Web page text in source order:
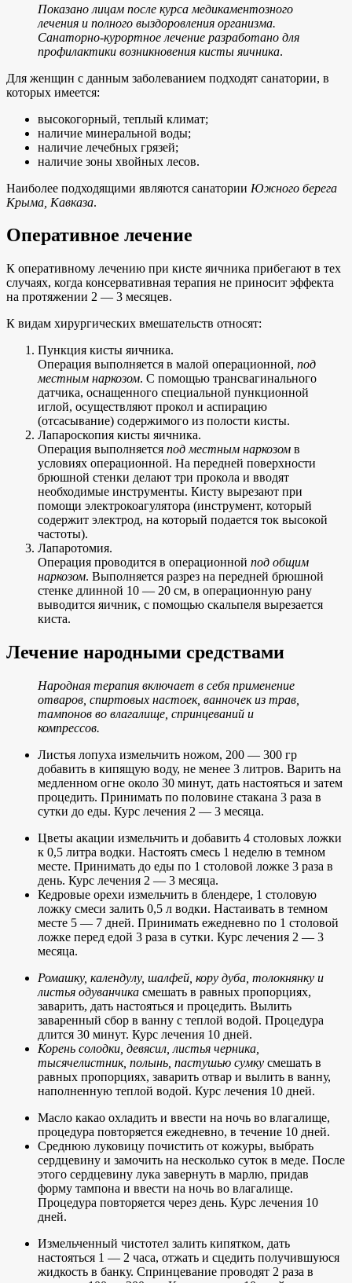
Показано лицам после курса медикаментозного
лечения и полного выздоровления организма.
Санаторно-курортное лечение разработано для
профилактики возникновения кисты яичника.
Для женщин с данным заболеванием подходят санатории, в
которых имеется:
высокогорный, теплый климат;
наличие минеральной воды;
наличие лечебных грязей;
наличие зоны хвойных лесов.
Наиболее подходящими являются санатории Южного берега
Крыма, Кавказа.
Оперативное лечение
К оперативному лечению при кисте яичника прибегают в тех
случаях, когда консервативная терапия не приносит эффекта
на протяжении 2 — 3 месяцев.
К видам хирургических вмешательств относят:
Пункция кисты яичника.
Операция выполняется в малой операционной, под
местным наркозом. С помощью трансвагинального
датчика, оснащенного специальной пункционной
иглой, осуществляют прокол и аспирацию
(отсасывание) содержимого из полости кисты.
Лапароскопия кисты яичника.
Операция выполняется под местным наркозом в
условиях операционной. На передней поверхности
брюшной стенки делают три прокола и вводят
необходимые инструменты. Кисту вырезают при
помощи электрокоагулятора (инструмент, который
содержит электрод, на который подается ток высокой
частоты).
Лапаротомия.
Операция проводится в операционной под общим
наркозом. Выполняется разрез на передней брюшной
стенке длинной 10 — 20 см, в операционную рану
выводится яичник, с помощью скальпеля вырезается
киста.
Лечение народными средствами
Народная терапия включает в себя применение
отваров, спиртовых настоек, ванночек из трав,
тампонов во влагалище, спринцеваний и
компрессов.
Листья лопуха измельчить ножом, 200 — 300 гр
добавить в кипящую воду, не менее 3 литров. Варить на
медленном огне около 30 минут, дать настояться и затем
процедить. Принимать по половине стакана 3 раза в
сутки до еды. Курс лечения 2 — 3 месяца.
Цветы акации измельчить и добавить 4 столовых ложки
к 0,5 литра водки. Настоять смесь 1 неделю в темном
месте. Принимать до еды по 1 столовой ложке 3 раза в
день. Курс лечения 2 — 3 месяца.
Кедровые орехи измельчить в блендере, 1 столовую
ложку смеси залить 0,5 л водки. Настаивать в темном
месте 5 — 7 дней. Принимать ежедневно по 1 столовой
ложке перед едой 3 раза в сутки. Курс лечения 2 — 3
месяца.
Ромашку, календулу, шалфей, кору дуба, толокнянку и
листья одуванчика смешать в равных пропорциях,
заварить, дать настояться и процедить. Вылить
заваренный сбор в ванну с теплой водой. Процедура
длится 30 минут. Курс лечения 10 дней.
Корень солодки, девясил, листья черника,
тысячелистник, полынь, пастушью сумку смешать в
равных пропорциях, заварить отвар и вылить в ванну,
наполненную теплой водой. Курс лечения 10 дней.
Масло какао охладить и ввести на ночь во влагалище,
процедура повторяется ежедневно, в течение 10 дней.
Среднюю луковицу почистить от кожуры, выбрать
сердцевину и замочить на несколько суток в меде. После
этого сердцевину лука завернуть в марлю, придав
форму тампона и ввести на ночь во влагалище.
Процедура повторяется через день. Курс лечения 10
дней.
Измельченный чистотел залить кипятком, дать
настояться 1 — 2 часа, отжать и сцедить получившуюся
жидкость в банку. Спринцевание проводят 2 раза в